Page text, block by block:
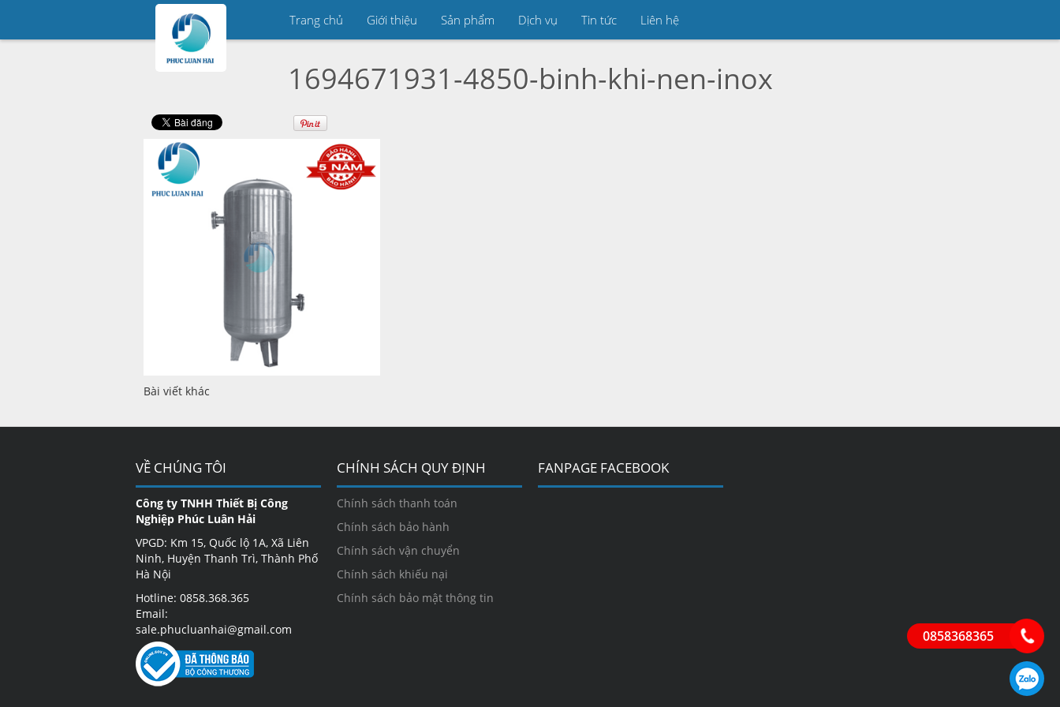
Trang chủ Giới thiệu Sản phẩm Dịch vụ Tin tức Liên hệ
1694671931-4850-binh-khi-nen-inox
Bài viết khác
VỀ CHÚNG TÔI
Công ty TNHH Thiết Bị Công
Nghiệp Phúc Luân Hải
VPGD: Km 15, Quốc lộ 1A, Xã Liên
Ninh, Huyện Thanh Trì, Thành Phố
Hà Nội
Hotline: 0858.368.365
Email:
sale.phucluanhai@gmail.com
CHÍNH SÁCH QUY ĐỊNH
Chính sách thanh toán
Chính sách bảo hành
Chính sách vận chuyển
Chính sách khiếu nại
Chính sách bảo mật thông tin
FANPAGE FACEBOOK
0858368365